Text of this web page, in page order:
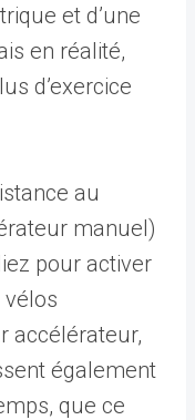
et d’une
en réalité,
d’exercice
au
manuel)
pour activer
accélérateur,
également
que ce